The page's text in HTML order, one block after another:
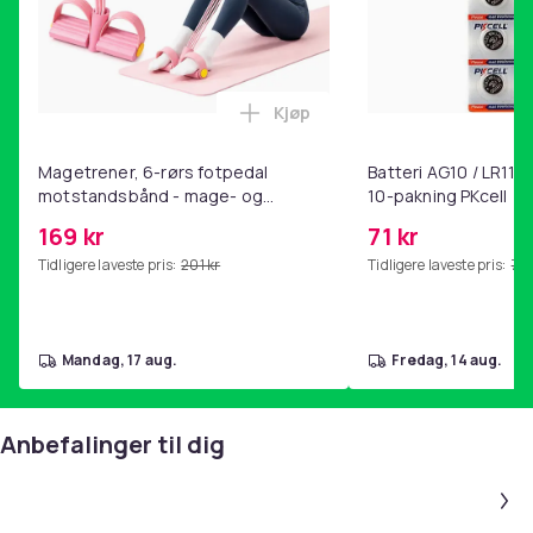
Magetrener, 6-rørs fotpedal
motstandsbånd - mage- og
hjemmegymnastikk Pink
169 kr
Tidligere laveste pris: 201 kr
Legg Magetrener, 6-rørs
Kjøp
mandag, 17 aug.
Batteri AG10 /
10-pakning PKcell
71 kr
Tidligere laveste pris: 76
fredag, 14 aug.
Anbefalinger til dig